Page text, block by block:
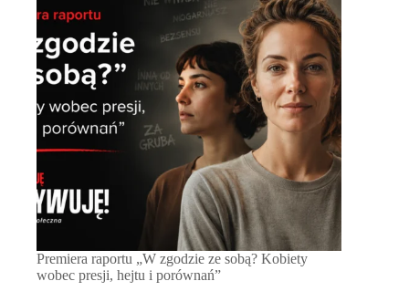
Premiera raportu „W zgodzie ze sobą? Kobiety
wobec presji, hejtu i porównań”